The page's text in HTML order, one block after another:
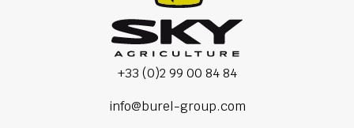
+33 (0)2 99 00 84 84
info@burel-group.com